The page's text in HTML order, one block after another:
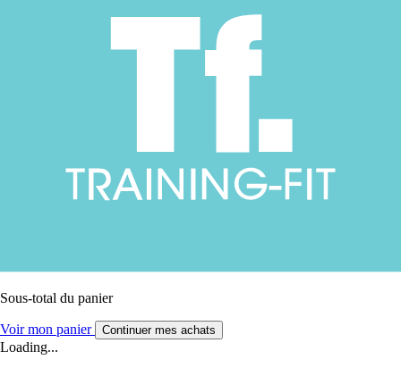
Sous-total du panier
Voir mon panier Continuer mes achats
Loading...